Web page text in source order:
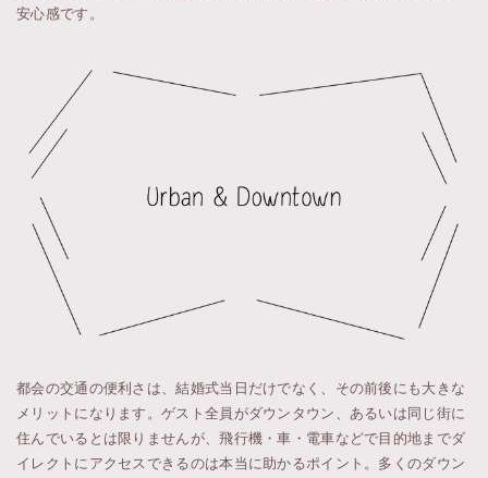
安心感です。
都会の交通の便利さは、結婚式当日だけでなく、その前後にも大きな
メリットになります。ゲスト全員がダウンタウン、あるいは同じ街に
住んでいるとは限りませんが、飛行機・車・電車などで目的地までダ
イレクトにアクセスできるのは本当に助かるポイント。多くのダウン